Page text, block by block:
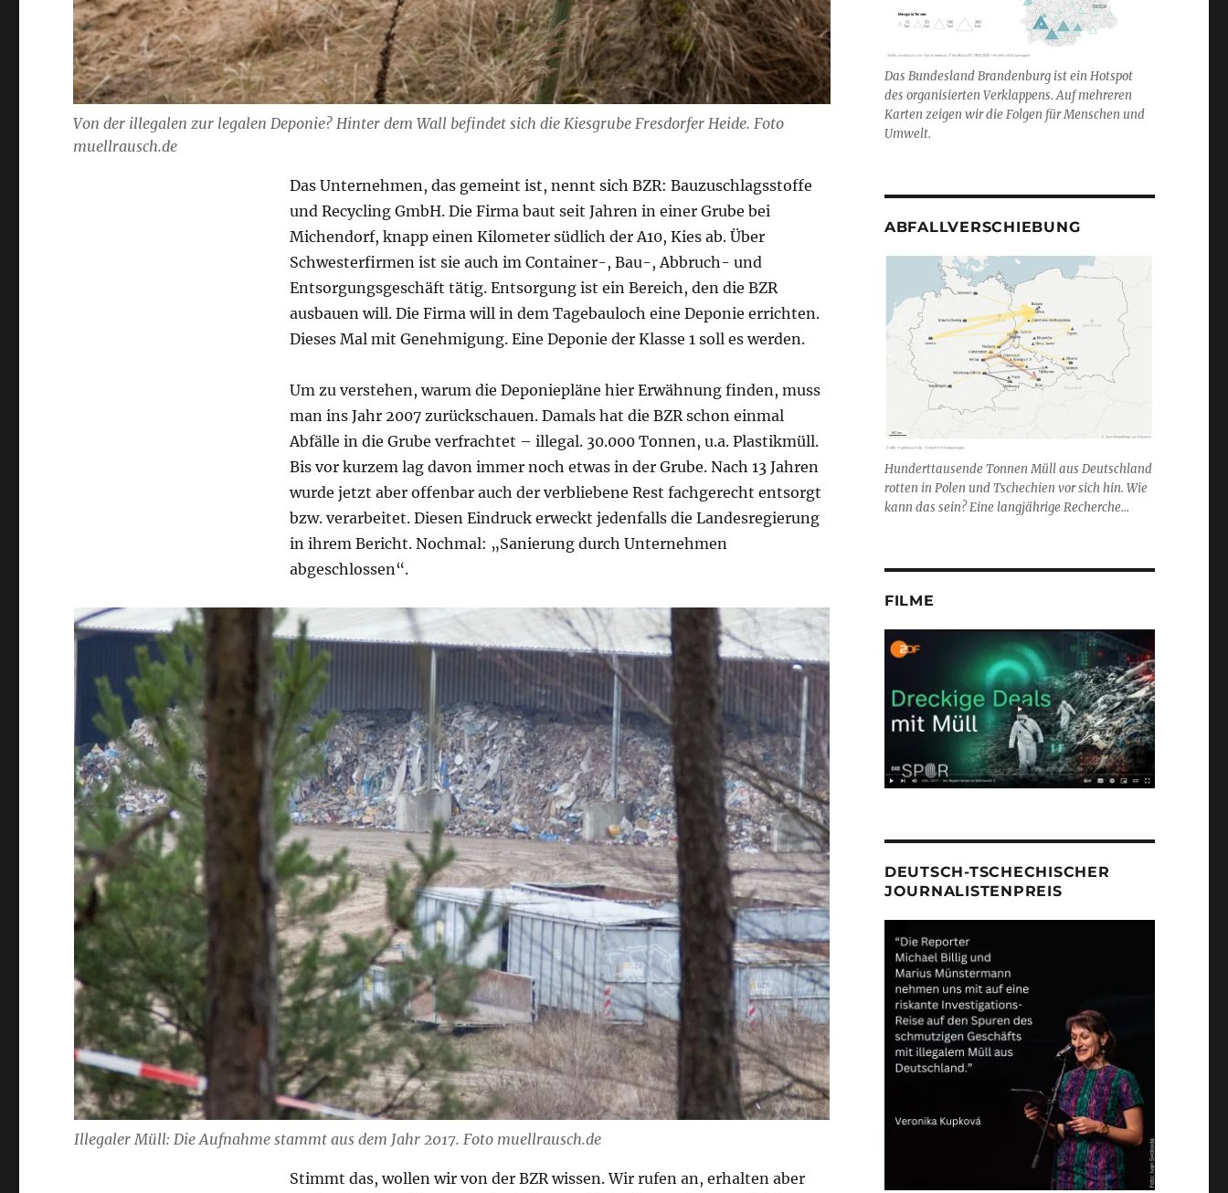
Von der illegalen zur legalen Deponie? Hinter dem Wall befindet sich die Kiesgrube Fresdorfer Heide. Foto
muellrausch.de
Das Unternehmen, das gemeint ist, nennt sich BZR: Bauzuschlagsstoffe
und Recycling GmbH. Die Firma baut seit Jahren in einer Grube bei
Michendorf, knapp einen Kilometer südlich der A10, Kies ab. Über
Schwesterfirmen ist sie auch im Container-, Bau-, Abbruch- und
Entsorgungsgeschäft tätig. Entsorgung ist ein Bereich, den die BZR
ausbauen will. Die Firma will in dem Tagebauloch eine Deponie errichten.
Dieses Mal mit Genehmigung. Eine Deponie der Klasse 1 soll es werden.
Um zu verstehen, warum die Deponiepläne hier Erwähnung finden, muss
man ins Jahr 2007 zurückschauen. Damals hat die BZR schon einmal
Abfälle in die Grube verfrachtet – illegal. 30.000 Tonnen, u.a. Plastikmüll.
Bis vor kurzem lag davon immer noch etwas in der Grube. Nach 13 Jahren
wurde jetzt aber offenbar auch der verbliebene Rest fachgerecht entsorgt
bzw. verarbeitet. Diesen Eindruck erweckt jedenfalls die Landesregierung
in ihrem Bericht. Nochmal: „Sanierung durch Unternehmen
abgeschlossen“.
Illegaler Müll: Die Aufnahme stammt aus dem Jahr 2017. Foto muellrausch.de
Stimmt das, wollen wir von der BZR wissen. Wir rufen an, erhalten aber
Das Bundesland Brandenburg ist ein Hotspot
des organisierten Verklappens. Auf mehreren
Karten zeigen wir die Folgen für Menschen und
Umwelt.
ABFALLVERSCHIEBUNG
Hunderttausende Tonnen Müll aus Deutschland
rotten in Polen und Tschechien vor sich hin. Wie
kann das sein? Eine langjährige Recherche...
FILME
DEUTSCH-TSCHECHISCHER
JOURNALISTENPREIS